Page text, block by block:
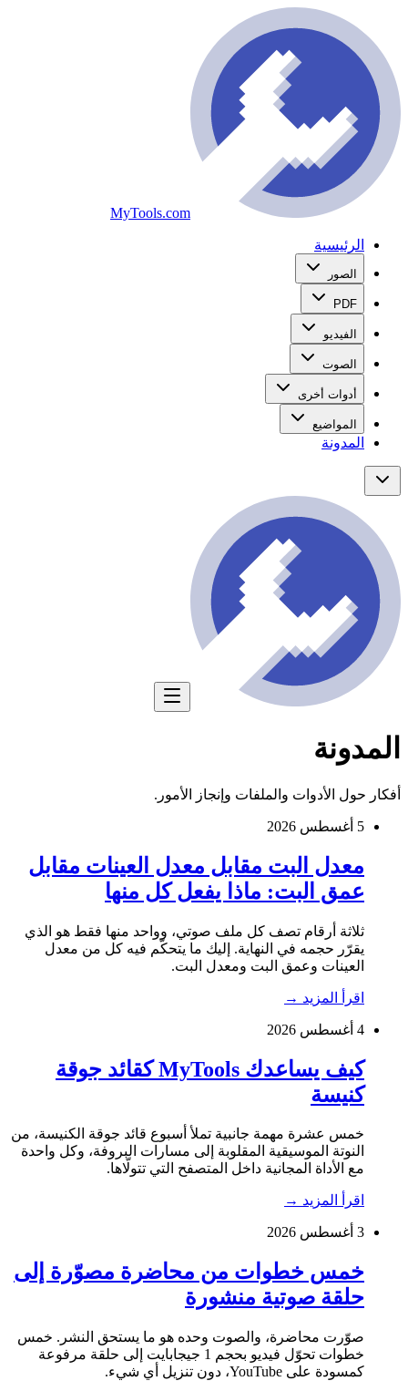
MyTools.com
الرئيسية
الصور
PDF
الفيديو
الصوت
أدوات أخرى
المواضيع
المدونة
المدونة
أفكار حول الأدوات والملفات وإنجاز الأمور.
5 أغسطس 2026
معدل البت مقابل معدل العينات مقابل
عمق البت: ماذا يفعل كل منها
ثلاثة أرقام تصف كل ملف صوتي، وواحد منها فقط هو الذي
يقرّر حجمه في النهاية. إليك ما يتحكّم فيه كل من معدل
العينات وعمق البت ومعدل البت.
اقرأ المزيد →
4 أغسطس 2026
كيف يساعدك MyTools كقائد جوقة
كنيسة
خمس عشرة مهمة جانبية تملأ أسبوع قائد جوقة الكنيسة، من
النوتة الموسيقية المقلوبة إلى مسارات البروفة، وكل واحدة
مع الأداة المجانية داخل المتصفح التي تتولّاها.
اقرأ المزيد →
3 أغسطس 2026
خمس خطوات من محاضرة مصوّرة إلى
حلقة صوتية منشورة
صوّرت محاضرة، والصوت وحده هو ما يستحق النشر. خمس
خطوات تحوّل فيديو بحجم 1 جيجابايت إلى حلقة مرفوعة
كمسودة على YouTube، دون تنزيل أي شيء.